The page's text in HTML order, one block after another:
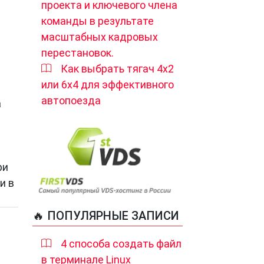
в
проекта и ключевого члена
команды в результате
масштабных кадровых
перестановок.
Как выбрать тягач 4х2
или 6х4 для эффективного
автопоезда
🔥 ПОПУЛЯРНЫЕ ЗАПИСИ
4 способа создать файл
в терминале Linux